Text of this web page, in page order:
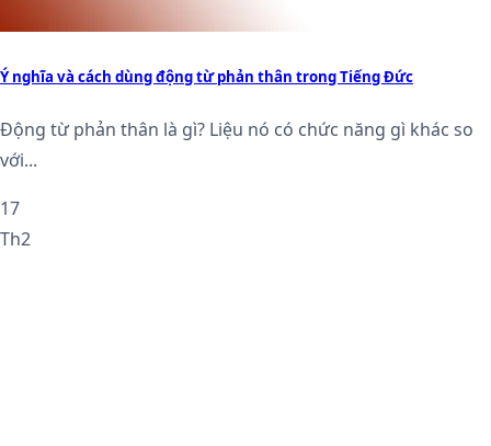
Ý nghĩa và cách dùng động từ phản thân trong Tiếng Đức
Động từ phản thân là gì? Liệu nó có chức năng gì khác so
với...
17
Th2